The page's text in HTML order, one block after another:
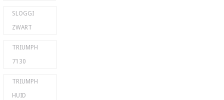
SLOGGI
ZWART
TRIUMPH
7130
TRIUMPH
HUID